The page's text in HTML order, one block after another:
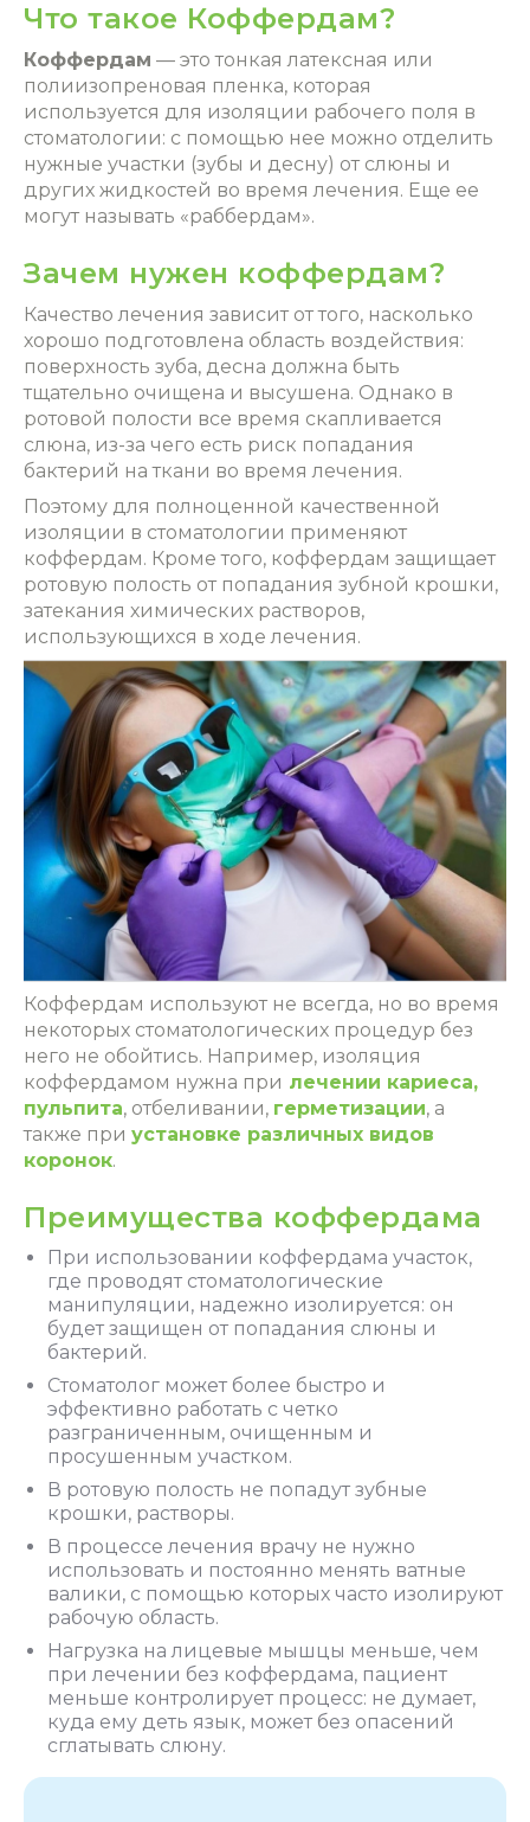
Что такое Коффердам?
Коффердам — это тонкая латексная или
полиизопреновая пленка, которая
используется для изоляции рабочего поля в
стоматологии: с помощью нее можно отделить
нужные участки (зубы и десну) от слюны и
других жидкостей во время лечения. Еще ее
могут называть «раббердам».
Зачем нужен коффердам?
Качество лечения зависит от того, насколько
хорошо подготовлена область воздействия:
поверхность зуба, десна должна быть
тщательно очищена и высушена. Однако в
ротовой полости все время скапливается
слюна, из-за чего есть риск попадания
бактерий на ткани во время лечения.
Поэтому для полноценной качественной
изоляции в стоматологии применяют
коффердам. Кроме того, коффердам защищает
ротовую полость от попадания зубной крошки,
затекания химических растворов,
использующихся в ходе лечения.
Коффердам используют не всегда, но во время
некоторых стоматологических процедур без
него не обойтись. Например, изоляция
коффердамом нужна при лечении кариеса,
пульпита, отбеливании, герметизации, а
также при установке различных видов
коронок.
Преимущества коффердама
При использовании коффердама участок,
где проводят стоматологические
манипуляции, надежно изолируется: он
будет защищен от попадания слюны и
бактерий.
Стоматолог может более быстро и
эффективно работать с четко
разграниченным, очищенным и
просушенным участком.
В ротовую полость не попадут зубные
крошки, растворы.
В процессе лечения врачу не нужно
использовать и постоянно менять ватные
валики, с помощью которых часто изолируют
рабочую область.
Нагрузка на лицевые мышцы меньше, чем
при лечении без коффердама, пациент
меньше контролирует процесс: не думает,
куда ему деть язык, может без опасений
сглатывать слюну.